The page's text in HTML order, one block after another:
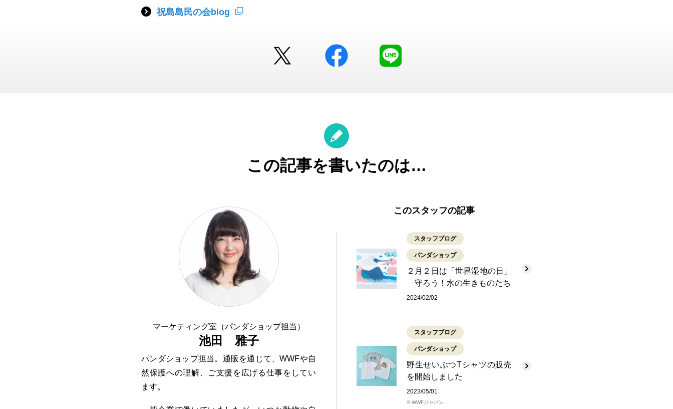
祝島島民の会blog
facebook
この記事を書いたのは…
マーケティング室（パンダショップ担当）
池田 雅子
パンダショップ担当。通販を通じて、WWFや自
然保護への理解、ご支援を広げる仕事をしてい
ます。
このスタッフの記事
スタッフブログ
パンダショップ
２月２日は「世界湿地の日」
守ろう！水の生きものたち
2024/02/02
スタッフブログ
パンダショップ
野生せいぶつTシャツの販売
を開始しました
2023/05/01
© WWFジャパン